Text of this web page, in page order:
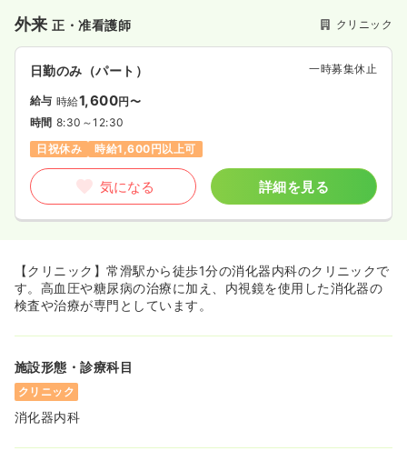
外来正・准看護師 クリニック
日勤のみ（パート） 一時募集休止
給与 時給1,600円〜
時間 8:30～12:30
日祝休み
時給1,600円以上可
気になる 詳細を見る
【クリニック】常滑駅から徒歩1分の消化器内科のクリニックで
す。高血圧や糖尿病の治療に加え、内視鏡を使用した消化器の
検査や治療が専門としています。
施設形態・診療科目
クリニック
消化器内科